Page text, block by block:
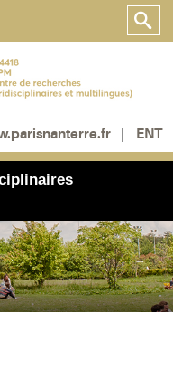
ENT